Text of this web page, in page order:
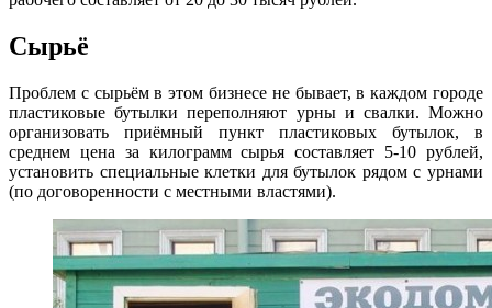
Сырьё
Проблем с сырьём в этом бизнесе не бывает, в каждом городе
пластиковые бутылки переполняют урны и свалки. Можно
организовать приёмный пункт пластиковых бутылок, в
среднем цена за килограмм сырья составляет 5-10 рублей,
установить специальные клетки для бутылок рядом с урнами
(по договоренности с местными властями).